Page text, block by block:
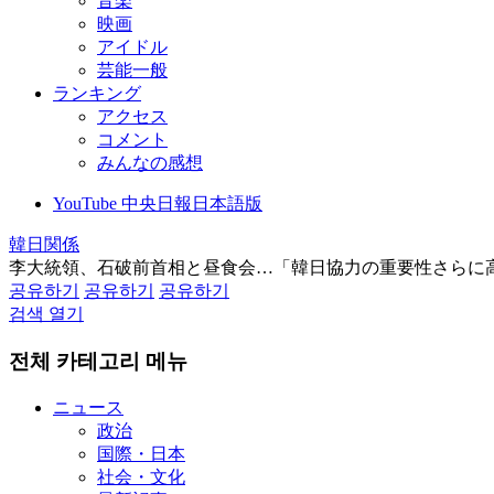
映画
アイドル
芸能一般
ランキング
アクセス
コメント
みんなの感想
YouTube 中央日報日本語版
韓日関係
李大統領、石破前首相と昼食会…「韓日協力の重要性さらに
공유하기
공유하기
공유하기
검색 열기
전체 카테고리 메뉴
ニュース
政治
国際・日本
社会・文化